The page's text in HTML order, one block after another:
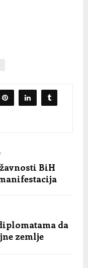
BiH
da
zemlje